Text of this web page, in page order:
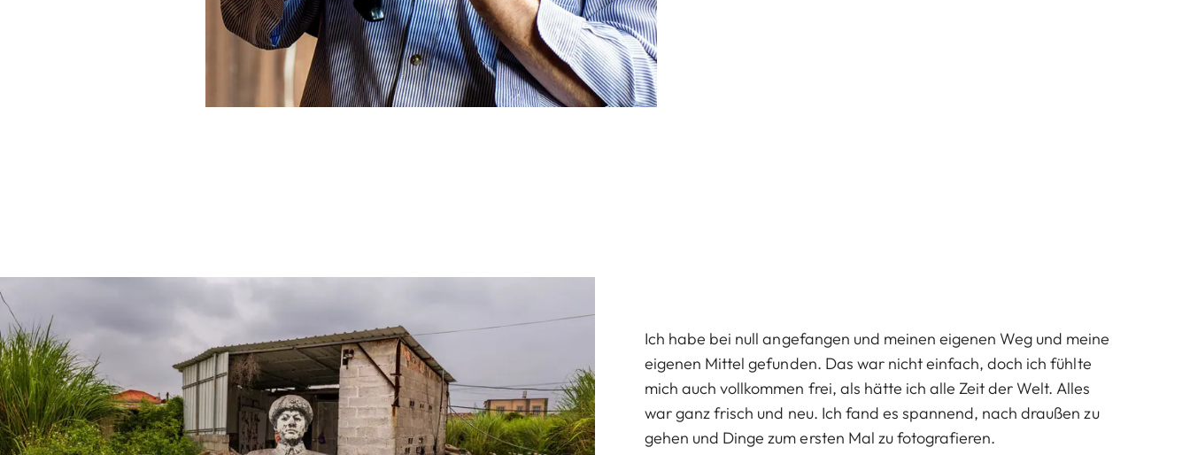
Ich habe bei null angefangen und meinen eigenen Weg und meine
eigenen Mittel gefunden. Das war nicht einfach, doch ich fühlte
mich auch vollkommen frei, als hätte ich alle Zeit der Welt. Alles
war ganz frisch und neu. Ich fand es spannend, nach draußen zu
gehen und Dinge zum ersten Mal zu fotografieren.